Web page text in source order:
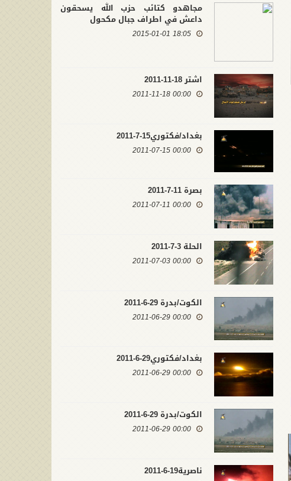
مجاهدو كتائب حزب الله يسحقون
داعش في اطراف جبال مكحول
18:05 2015-01-01
اشتر 18-11-2011
00:00 2011-11-18
بغداد/فكتوري15-7-2011
00:00 2011-07-15
بصرة 11-7-2011
00:00 2011-07-11
الحلة 3-7-2011
00:00 2011-07-03
الكوت/بدرة 29-6-2011
00:00 2011-06-29
بغداد/فكتوري29-6-2011
00:00 2011-06-29
الكوت/بدرة 29-6-2011
00:00 2011-06-29
ناصرية19-6-2011